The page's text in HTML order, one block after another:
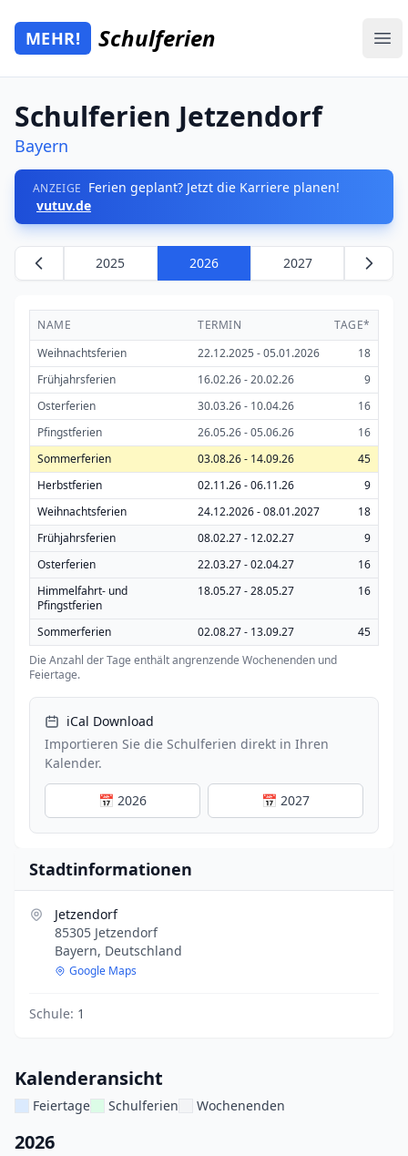
Zum Hauptinhalt springen
Mehr Schulferien
MEHR! Schulferien
Schulferien Jetzendorf
Bayern
ANZEIGE Ferien geplant? Jetzt die Karriere planen!
vutuv.de
2025 2026 2027
NAME TERMIN
TAGE*
Weihnachtsferien
22.12.2025 - 05.01.2026
18
Frühjahrsferien
16.02.26 - 20.02.26
9
Osterferien
30.03.26 - 10.04.26
16
Pfingstferien
26.05.26 - 05.06.26
16
Sommerferien
03.08.26 - 14.09.26
45
Herbstferien
02.11.26 - 06.11.26
9
Weihnachtsferien
24.12.2026 - 08.01.2027
18
Frühjahrsferien
08.02.27 - 12.02.27
9
Osterferien
22.03.27 - 02.04.27
16
Himmelfahrt- und
Pfingstferien
18.05.27 - 28.05.27 16
Sommerferien 02.08.27 - 13.09.27
45
Die Anzahl der Tage enthält angrenzende Wochenenden und
Feiertage.
iCal Download
Importieren Sie die Schulferien direkt in Ihren
Kalender.
📅 2026 📅 2027
Stadtinformationen
Jetzendorf
85305 Jetzendorf
Bayern, Deutschland
Google Maps
Schule: 1
Kalenderansicht
Feiertage Schulferien Wochenenden
2026